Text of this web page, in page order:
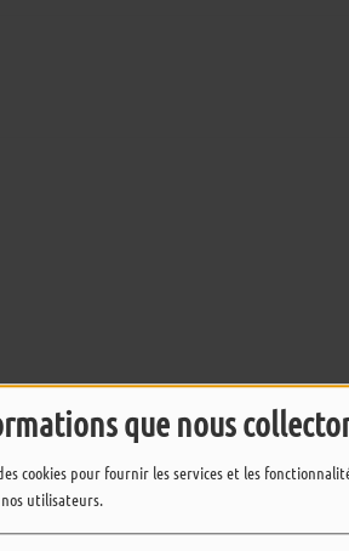
que nous
cookies pour fournir les services et les
utilisateurs.